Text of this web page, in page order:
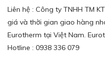
Liên hệ : Công ty TNHH TM
giá và thời gian giao hàng
Eurotherm tại Việt Nam.
Hotline : 0938 336 079